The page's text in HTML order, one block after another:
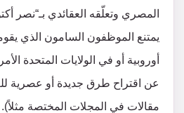
يمتنع الموظفون السامون الذي
أوروبية أو في الولايات المتحدة
عن اقتراح طرق جديدة أو عصرية
مقالات في المجلات المختصة